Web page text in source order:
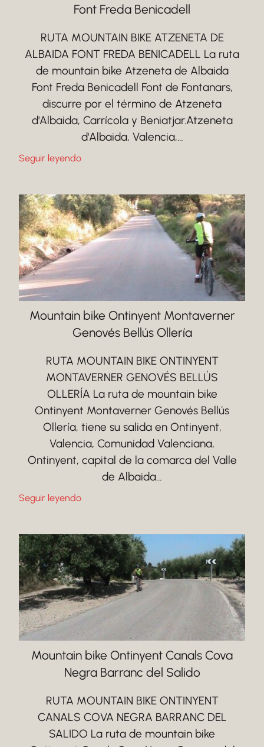
Font Freda Benicadell
RUTA MOUNTAIN BIKE ATZENETA DE
ALBAIDA FONT FREDA BENICADELL La ruta
de mountain bike Atzeneta de Albaida
Font Freda Benicadell Font de Fontanars,
discurre por el término de Atzeneta
d'Albaida, Carrícola y Beniatjar.Atzeneta
d'Albaida, Valencia,…
Seguir leyendo
Mountain bike Ontinyent Montaverner
Genovés Bellús Ollería
RUTA MOUNTAIN BIKE ONTINYENT
MONTAVERNER GENOVÉS BELLÚS
OLLERÍA La ruta de mountain bike
Ontinyent Montaverner Genovés Bellús
Ollería, tiene su salida en Ontinyent,
Valencia, Comunidad Valenciana,
Ontinyent, capital de la comarca del Valle
de Albaida…
Seguir leyendo
Mountain bike Ontinyent Canals Cova
Negra Barranc del Salido
RUTA MOUNTAIN BIKE ONTINYENT
CANALS COVA NEGRA BARRANC DEL
SALIDO La ruta de mountain bike